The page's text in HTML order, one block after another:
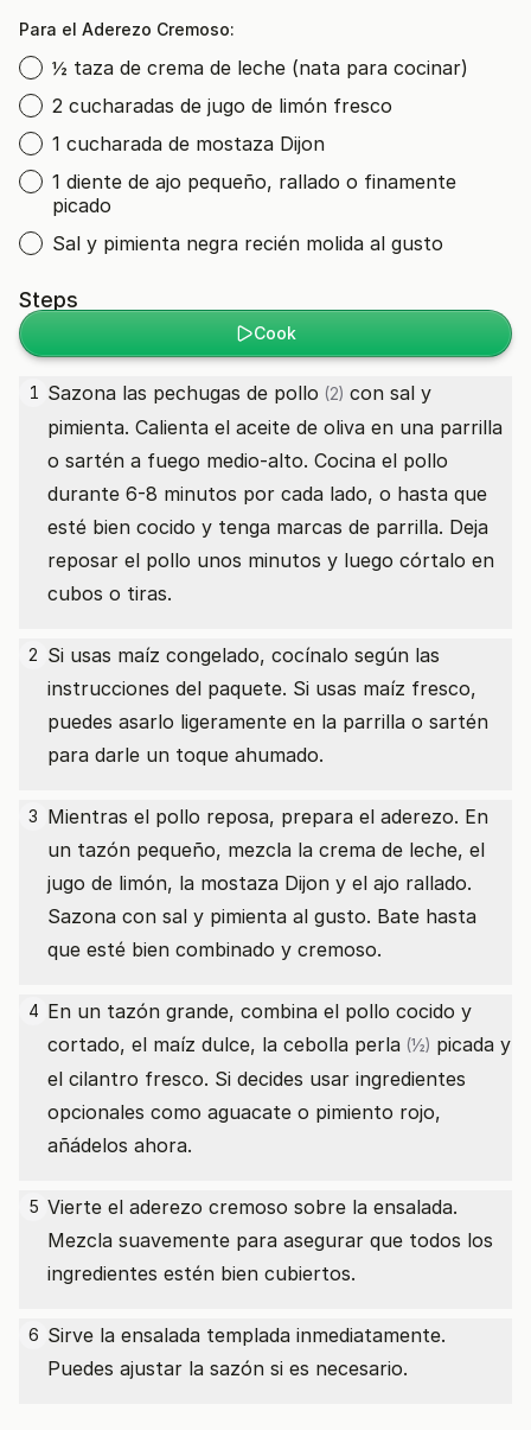
Para el Aderezo Cremoso:
½ taza de crema de leche (nata para cocinar)
2 cucharadas de jugo de limón fresco
1 cucharada de mostaza Dijon
1 diente de ajo pequeño, rallado o finamente
picado
Sal y pimienta negra recién molida al gusto
Steps
Cook
1 Sazona las pechugas de pollo (2) con sal y
pimienta. Calienta el aceite de oliva en una parrilla
o sartén a fuego medio-alto. Cocina el pollo
durante 6-8 minutos por cada lado, o hasta que
esté bien cocido y tenga marcas de parrilla. Deja
reposar el pollo unos minutos y luego córtalo en
cubos o tiras.
2 Si usas maíz congelado, cocínalo según las
instrucciones del paquete. Si usas maíz fresco,
puedes asarlo ligeramente en la parrilla o sartén
para darle un toque ahumado.
3 Mientras el pollo reposa, prepara el aderezo. En
un tazón pequeño, mezcla la crema de leche, el
jugo de limón, la mostaza Dijon y el ajo rallado.
Sazona con sal y pimienta al gusto. Bate hasta
que esté bien combinado y cremoso.
4 En un tazón grande, combina el pollo cocido y
cortado, el maíz dulce, la cebolla perla (½) picada y
el cilantro fresco. Si decides usar ingredientes
opcionales como aguacate o pimiento rojo,
añádelos ahora.
5 Vierte el aderezo cremoso sobre la ensalada.
Mezcla suavemente para asegurar que todos los
ingredientes estén bien cubiertos.
6 Sirve la ensalada templada inmediatamente.
Puedes ajustar la sazón si es necesario.